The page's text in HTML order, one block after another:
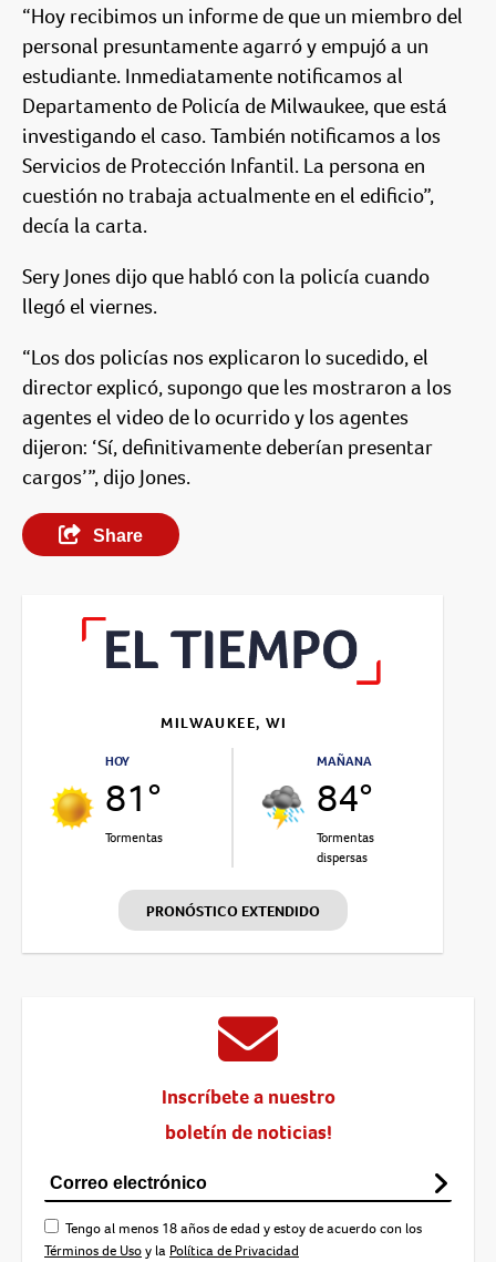
“Hoy recibimos un informe de que un miembro del
personal presuntamente agarró y empujó a un
estudiante. Inmediatamente notificamos al
Departamento de Policía de Milwaukee, que está
investigando el caso. También notificamos a los
Servicios de Protección Infantil. La persona en
cuestión no trabaja actualmente en el edificio”,
decía la carta.
Sery Jones dijo que habló con la policía cuando
llegó el viernes.
“Los dos policías nos explicaron lo sucedido, el
director explicó, supongo que les mostraron a los
agentes el video de lo ocurrido y los agentes
dijeron: ‘Sí, definitivamente deberían presentar
cargos’”, dijo Jones.
Share
MILWAUKEE, WI
HOY
81°
Tormentas
MAÑANA
84°
Tormentas
dispersas
PRONÓSTICO EXTENDIDO
Inscríbete a nuestro
boletín de noticias!
Tengo al menos 18 años de edad y estoy de acuerdo con los
Términos de Usoy la Política de Privacidad